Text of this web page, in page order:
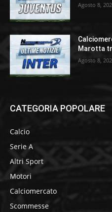
Agosto 8,
Marotta
Agosto 8,
CATEGORIA POPOLARE
Calcio
Serie A
Altri Sport
Motori
Calciomercato
Scommesse